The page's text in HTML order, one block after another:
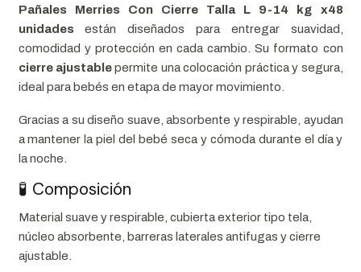
Pañales Merries Con Cierre Talla L 9-14 kg x48
unidades están diseñados para entregar suavidad,
comodidad y protección en cada cambio. Su formato con
cierre ajustablepermite una colocación práctica y segura,
ideal para bebés en etapa de mayor movimiento.
Gracias a su diseño suave, absorbente y respirable, ayudan
a mantener la piel del bebé seca y cómoda durante el día y
la noche.
🧪 Composición
Material suave y respirable, cubierta exterior tipo tela,
núcleo absorbente, barreras laterales antifugas y cierre
ajustable.